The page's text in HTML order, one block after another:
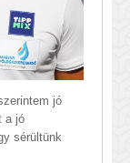
jó
a jó
sérültünk